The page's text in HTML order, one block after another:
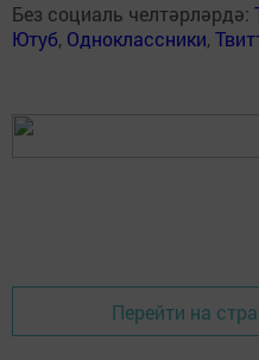
Без социаль челтәрләрдә:
Ютуб, Одноклассники,
Перейти на